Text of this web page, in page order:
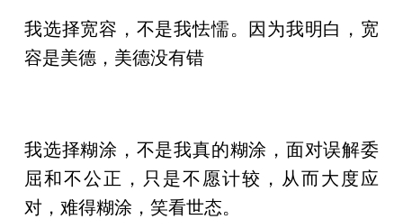
我选择宽容，不是我怯懦。因为我明白，宽
容是美德，美德没有错
我选择糊涂，不是我真的糊涂，面对误解委
屈和不公正，只是不愿计较，从而大度应
对，难得糊涂，笑看世态。